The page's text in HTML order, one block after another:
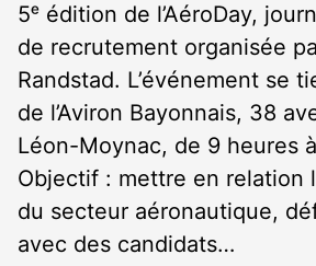
5ᵉ édition de l’AéroDay,
de recrutement organisée
Randstad. L’événement se
de l’Aviron Bayonnais, 38
Léon-Moynac, de 9 heures
Objectif : mettre en relation
du secteur aéronautique,
avec des candidats…